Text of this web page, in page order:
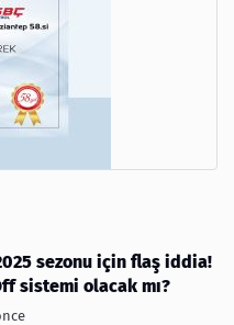
sezonu için flaş iddia!
sistemi olacak mı?